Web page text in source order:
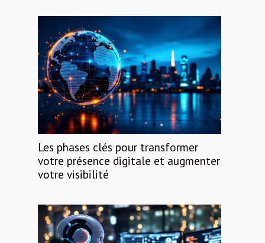
Les phases clés pour transformer
votre présence digitale et augmenter
votre visibilité